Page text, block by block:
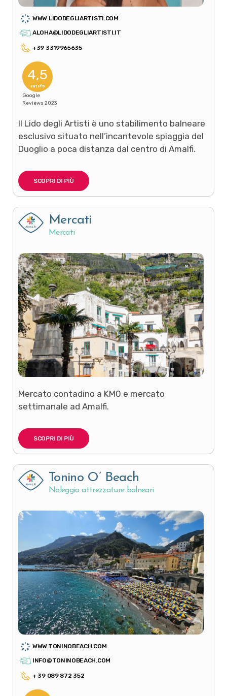
WWW.LIDODEGLIARTISTI.COM
ALOHA@LIDODEGLIARTISTI.IT
+39 3319965635
4,5
out of 5
Google
Reviews 2023
Il Lido degli Artisti è uno stabilimento balneare
esclusivo situato nell’incantevole spiaggia del
Duoglio a poca distanza dal centro di Amalfi.
SCOPRI DI PIÙ
Mercati
Mercati
Mercato contadino a KM0 e mercato
settimanale ad Amalfi.
SCOPRI DI PIÙ
Tonino O’ Beach
Noleggio attrezzature balneari
WWW.TONINOBEACH.COM
INFO@TONINOBEACH.COM
+ 39 089 872 352